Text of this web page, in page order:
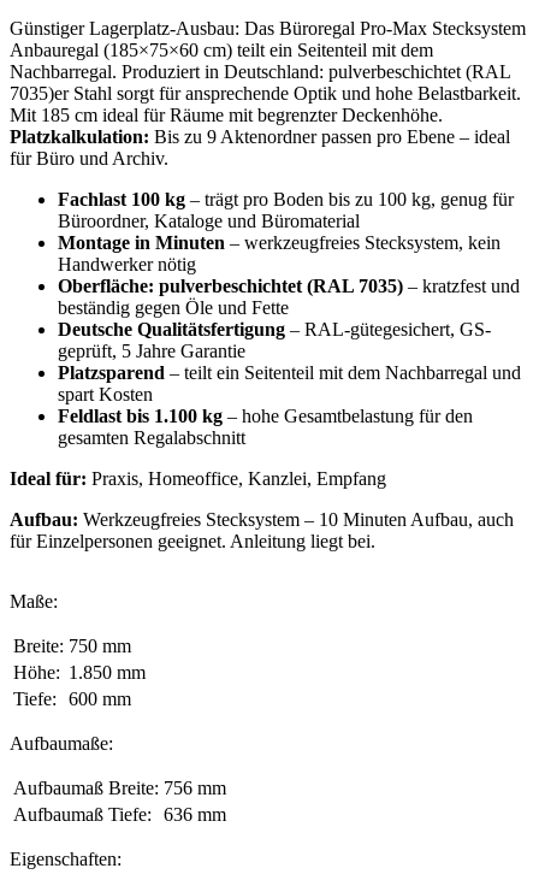
Günstiger Lagerplatz-Ausbau: Das Büroregal Pro-Max Stecksystem
Anbauregal (185×75×60 cm) teilt ein Seitenteil mit dem
Nachbarregal. Produziert in Deutschland: pulverbeschichtet (RAL
7035)er Stahl sorgt für ansprechende Optik und hohe Belastbarkeit.
Mit 185 cm ideal für Räume mit begrenzter Deckenhöhe.
Platzkalkulation: Bis zu 9 Aktenordner passen pro Ebene – ideal
für Büro und Archiv.
Fachlast 100 kg – trägt pro Boden bis zu 100 kg, genug für
Büroordner, Kataloge und Büromaterial
Montage in Minuten – werkzeugfreies Stecksystem, kein
Handwerker nötig
Oberfläche: pulverbeschichtet (RAL 7035) – kratzfest und
beständig gegen Öle und Fette
Deutsche Qualitätsfertigung – RAL-gütegesichert, GS-
geprüft, 5 Jahre Garantie
Platzsparend – teilt ein Seitenteil mit dem Nachbarregal und
spart Kosten
Feldlast bis 1.100 kg – hohe Gesamtbelastung für den
gesamten Regalabschnitt
Ideal für: Praxis, Homeoffice, Kanzlei, Empfang
Aufbau: Werkzeugfreies Stecksystem – 10 Minuten Aufbau, auch
für Einzelpersonen geeignet. Anleitung liegt bei.
Maße:
Breite: 750 mm
Höhe: 1.850 mm
Tiefe:
600 mm
Aufbaumaße:
Aufbaumaß Breite: 756 mm
Aufbaumaß Tiefe:
636 mm
Eigenschaften: